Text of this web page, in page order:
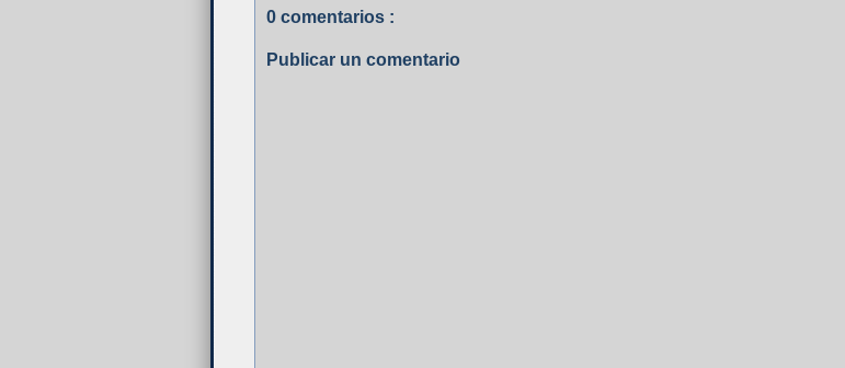
0 comentarios :
Publicar un comentario